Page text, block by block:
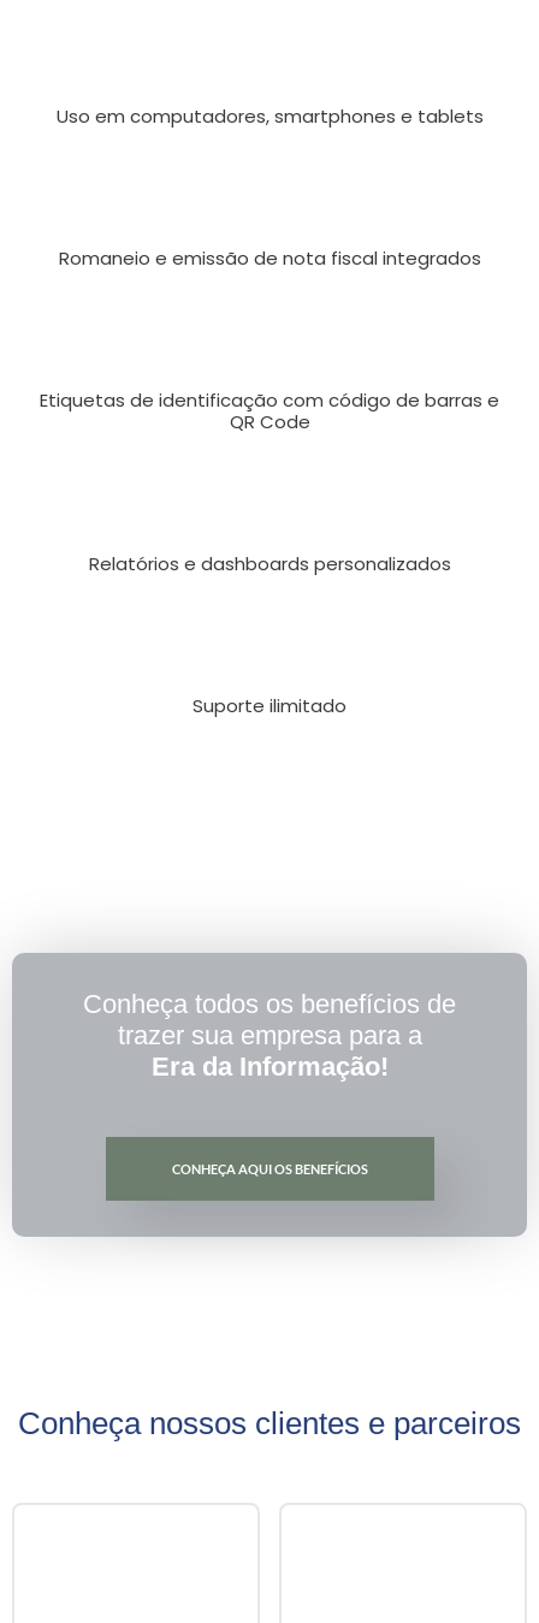
Uso em computadores, smartphones e tablets
Romaneio e emissão de nota fiscal integrados
Etiquetas de identificação com código de barras e
QR Code
Relatórios e dashboards personalizados
Suporte ilimitado
Conheça todos os benefícios de
trazer sua empresa para a
Era da Informação!
CONHEÇA AQUI OS BENEFÍCIOS
Conheça nossos clientes e parceiros